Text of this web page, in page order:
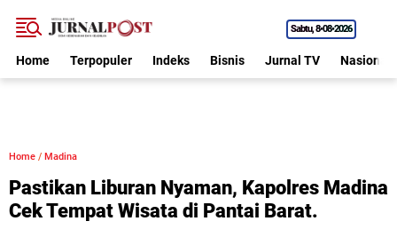
Sabtu 8•08•2026
Home Terpopuler Indeks Bisnis Jurnal TV Nasional
Home / Madina
Pastikan Liburan Nyaman, Kapolres Madina
Cek Tempat Wisata di Pantai Barat.